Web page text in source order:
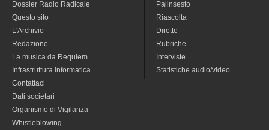
Dossier Radio Radicale
Questo sito
L'Archivio
Redazione
La musica da Requiem
Infrastruttura informatica
Contattaci
Dati societari
Organismo di Vigilanza
Whistleblowing
Palinsesto
Riascolta
Dirette
Rubriche
Interviste
Statistiche audio/video